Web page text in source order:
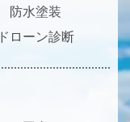
防水塗装
ドローン診断